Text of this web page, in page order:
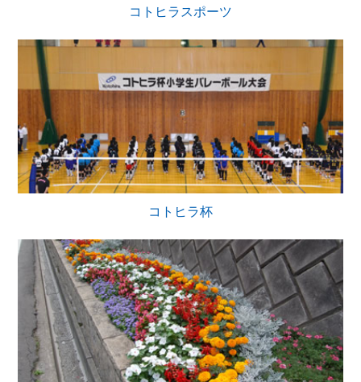
コトヒラスポーツ
コトヒラ杯